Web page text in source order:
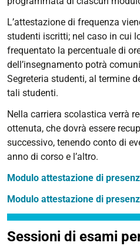
L’attestazione di frequenza
studenti iscritti; nel caso in cui
frequentato la percentuale di
dell’insegnamento potrà
Segreteria studenti, al termine
tali studenti.
Nella carriera scolastica verrà
ottenuta, che dovrà essere
successivo, tenendo conto di
anno di corso e l’altro.
Modulo attestazione di
Modulo attestazione di
Sessioni di esami